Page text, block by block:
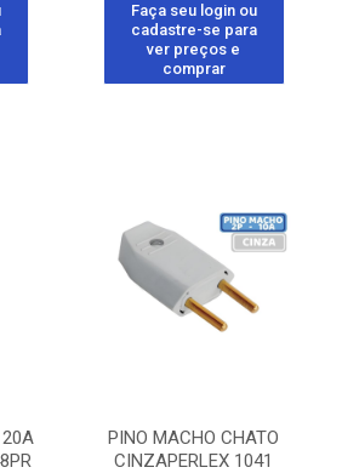
Faça seu login ou
cadastre-se para
ver preços e
comprar
PINO MACHO CHATO
CINZAPERLEX 1041